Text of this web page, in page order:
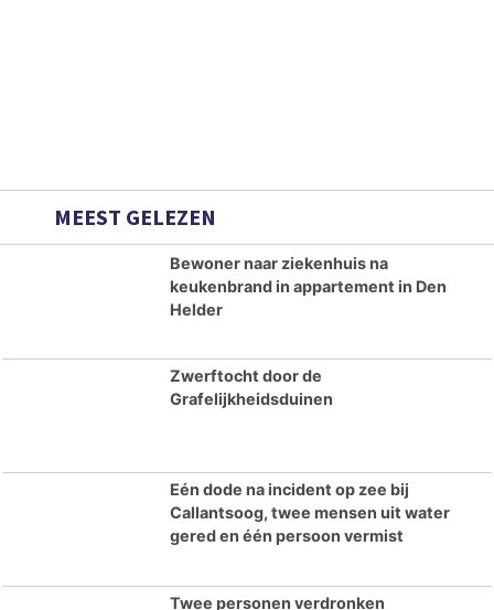
MEEST GELEZEN
Bewoner naar ziekenhuis na
keukenbrand in appartement in Den
Helder
Zwerftocht door de
Grafelijkheidsduinen
Eén dode na incident op zee bij
Callantsoog, twee mensen uit water
gered en één persoon vermist
Twee personen verdronken